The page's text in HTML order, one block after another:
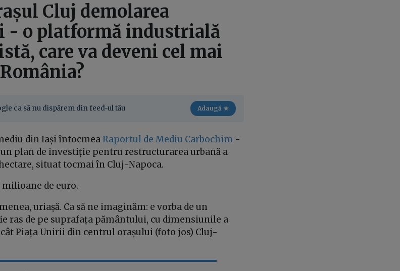
Cluj demolarea
- o platformă industrială
care va deveni cel mai
ca să nu dispărem din feed-ul tău Adaugă ★
din Iași întocmeaRaportul de Mediu Carbochim -
plan de investiție pentru restructurarea urbană a
situat tocmai în Cluj-Napoca.
de euro.
uriașă. Ca să ne imaginăm: e vorba de un
ras de pe suprafața pământului, cu dimensiunile a
Piața Unirii din centrul orașului (foto jos) Cluj-